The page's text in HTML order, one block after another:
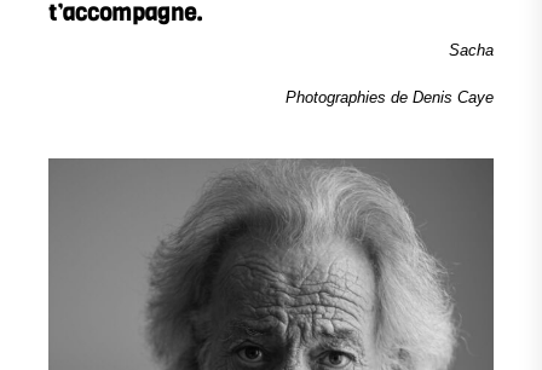
t’accompagne.
Sacha
Photographies de Denis Caye